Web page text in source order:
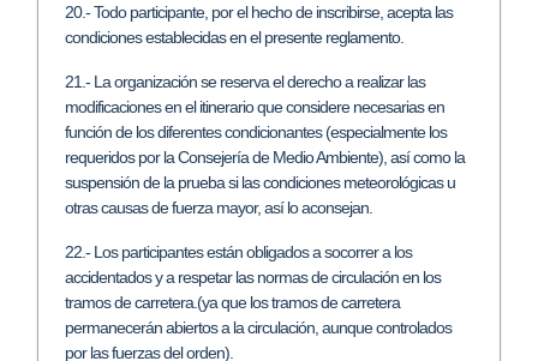
20.- Todo participante, por el hecho de inscribirse, acepta las
condiciones establecidas en el presente reglamento.
21.- La organización se reserva el derecho a realizar las
modificaciones en el itinerario que considere necesarias en
función de los diferentes condicionantes (especialmente los
requeridos por la Consejería de Medio Ambiente), así como la
suspensión de la prueba si las condiciones meteorológicas u
otras causas de fuerza mayor, así lo aconsejan.
22.- Los participantes están obligados a socorrer a los
accidentados y a respetar las normas de circulación en los
tramos de carretera.(ya que los tramos de carretera
permanecerán abiertos a la circulación, aunque controlados
por las fuerzas del orden).